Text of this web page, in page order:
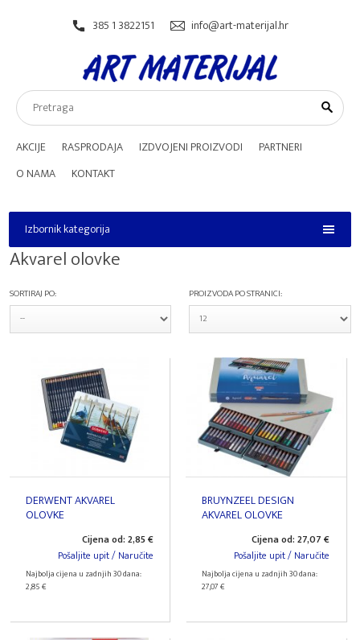
Izbornik kategorija
Izbornik kategorija
385 1 3822151 info@art-materijal.hr
AKCIJE RASPRODAJA IZDVOJENI PROIZVODI
PARTNERI
O NAMA
KONTAKT
Akvarel olovke
SORTIRAJ PO: PROIZVODA PO STRANICI:
DERWENT AKVAREL
OLOVKE
Cijena od: 2,85 €
Pošaljite upit / Naručite
Najbolja cijena u zadnjih 30 dana:
2,85 €
BRUYNZEEL DESIGN
AKVAREL OLOVKE
Cijena od: 27,07 €
Pošaljite upit / Naručite
Najbolja cijena u zadnjih 30 dana:
27,07 €